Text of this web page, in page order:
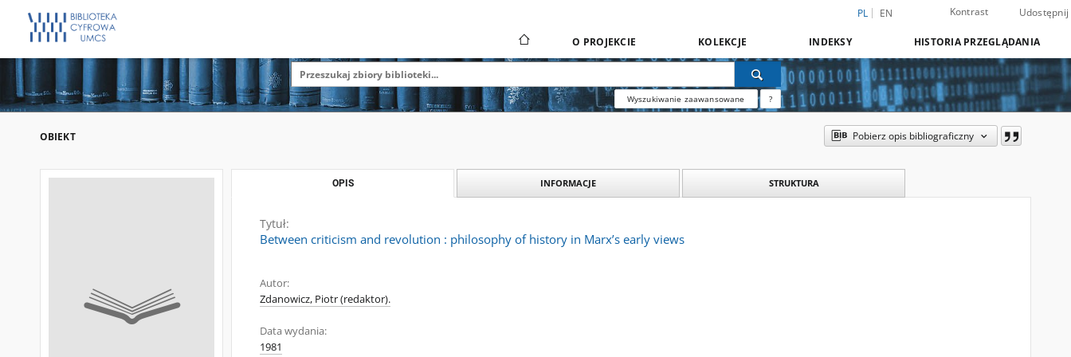
PL EN Kontrast Udostępnij
O PROJEKCIE KOLEKCJE INDEKSY HISTORIA PRZEGLĄDANIA
Wyszukiwanie zaawansowane ?
OBIEKT Pobierz opis bibliograficzny
OPIS INFORMACJE STRUKTURA
Tytuł:
Between criticism and revolution : philosophy of history in Marx’s early views
Autor:
Zdanowicz, Piotr (redaktor).
Data wydania:
1981